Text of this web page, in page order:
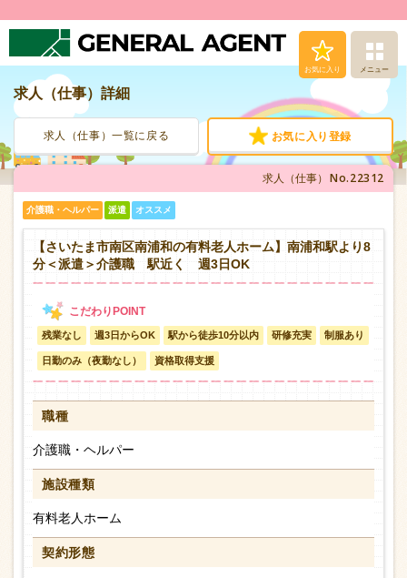
お気に入り メニュー
人材派遣サービス
転職支援サービス
登録から就業まで
お問い合わせ
求人（仕事）詳細
求人（仕事）一覧に戻る お気に入り登録
求人（仕事） No.22312
介護職・ヘルパー 派遣 オススメ
【さいたま市南区南浦和の有料老人ホーム】南浦和駅より8
分＜派遣＞介護職 駅近く 週3日OK
残業なし 週3日からOK 駅から徒歩10分以内 研修充実 制服あり
日勤のみ（夜勤なし） 資格取得支援
職種
介護職・ヘルパー
施設種類
有料老人ホーム
契約形態